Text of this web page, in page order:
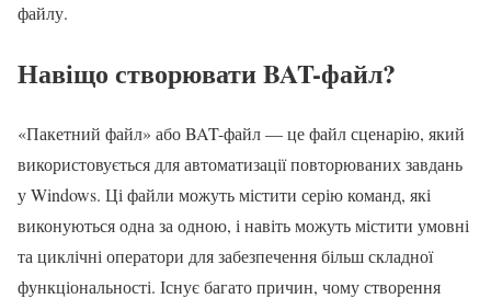
файлу.
Навіщо створювати BAT-файл?
«Пакетний файл» або BAT-файл — це файл сценарію, який
використовується для автоматизації повторюваних завдань
у Windows. Ці файли можуть містити серію команд, які
виконуються одна за одною, і навіть можуть містити умовні
та циклічні оператори для забезпечення більш складної
функціональності. Існує багато причин, чому створення